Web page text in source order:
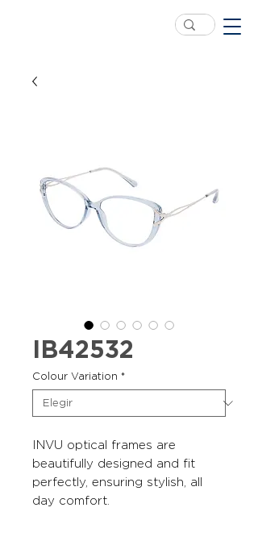
IB42532
Colour Variation *
INVU optical frames are
beautifully designed and fit
perfectly, ensuring stylish, all
day comfort.